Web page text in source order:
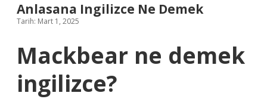
Anlasana Ingilizce Ne Demek
Tarih: Mart 1, 2025
Mackbear ne demek
ingilizce?